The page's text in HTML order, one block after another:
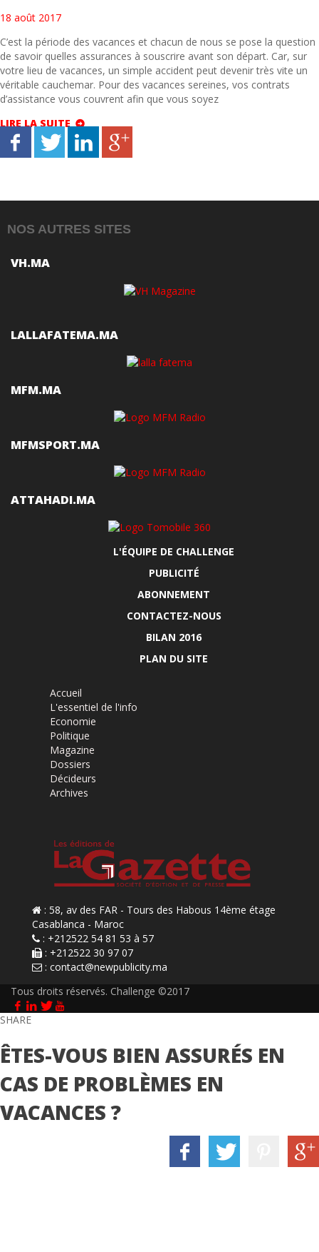
18 août 2017
C’est la période des vacances et chacun de nous se pose la question
de savoir quelles assurances à souscrire avant son départ. Car, sur
votre lieu de vacances, un simple accident peut devenir très vite un
véritable cauchemar. Pour des vacances sereines, vos contrats
d’assistance vous couvrent afin que vous soyez
LIRE LA SUITE
NOS AUTRES SITES
VH.MA
LALLAFATEMA.MA
MFM.MA
MFMSPORT.MA
ATTAHADI.MA
L'ÉQUIPE DE CHALLENGE
PUBLICITÉ
ABONNEMENT
CONTACTEZ-NOUS
BILAN 2016
PLAN DU SITE
Accueil
L'essentiel de l'info
Economie
Politique
Magazine
Dossiers
Décideurs
Archives
: 58, av des FAR - Tours des Habous 14ème étage
Casablanca - Maroc
: +212522 54 81 53 à 57
: +212522 30 97 07
: contact@newpublicity.ma
Tous droits réservés. Challenge ©2017
SHARE
ÊTES-VOUS BIEN ASSURÉS EN
CAS DE PROBLÈMES EN
VACANCES ?